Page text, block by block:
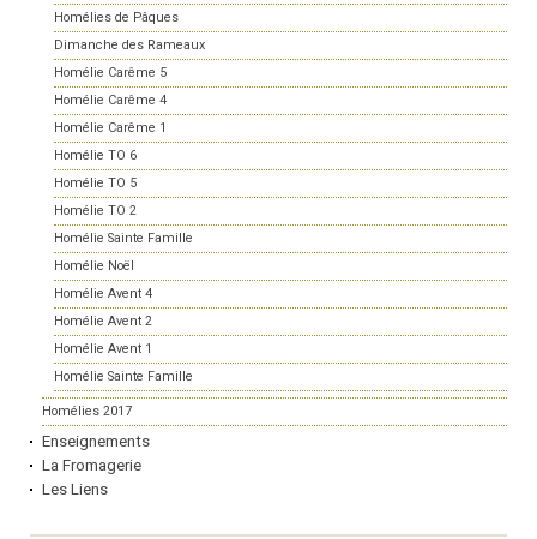
Homélies de Pâques
Dimanche des Rameaux
Homélie Carême 5
Homélie Carême 4
Homélie Carême 1
Homélie TO 6
Homélie TO 5
Homélie TO 2
Homélie Sainte Famille
Homélie Noël
Homélie Avent 4
Homélie Avent 2
Homélie Avent 1
Homélie Sainte Famille
Homélies 2017
Enseignements
La Fromagerie
Les Liens